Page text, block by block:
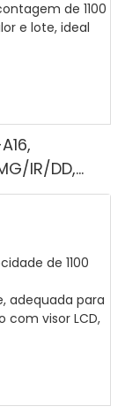
IR/DD,
euros por